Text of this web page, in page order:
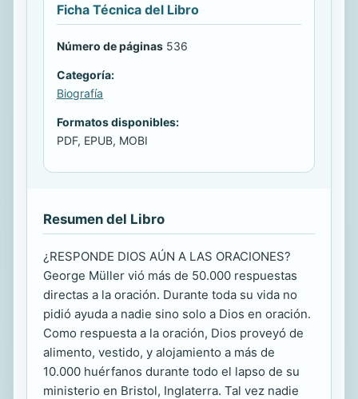
Ficha Técnica del Libro
Número de páginas 536
Categoría:
Biografía
Formatos disponibles:
PDF, EPUB, MOBI
Resumen del Libro
¿RESPONDE DIOS AÚN A LAS ORACIONES?
George Müller vió más de 50.000 respuestas
directas a la oración. Durante toda su vida no
pidió ayuda a nadie sino solo a Dios en oración.
Como respuesta a la oración, Dios proveyó de
alimento, vestido, y alojamiento a más de
10.000 huérfanos durante todo el lapso de su
ministerio en Bristol, Inglaterra. Tal vez nadie